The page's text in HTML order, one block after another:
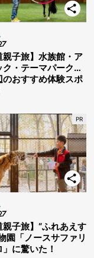
親子旅】水族館・ア
ク・テーマパーク…
のおすすめ体験スポ
親子旅】“ふれあえす
園「ノースサファリ
に驚いた！